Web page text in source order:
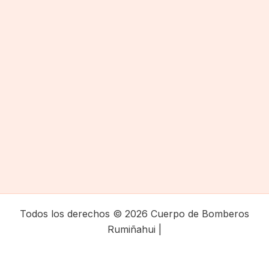
Todos los derechos © 2026 Cuerpo de Bomberos
Rumiñahui |